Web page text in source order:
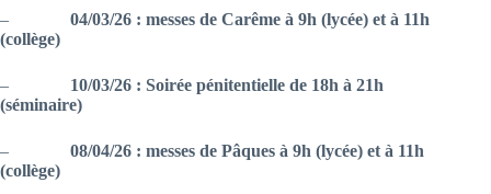
– 04/03/26 : messes de Carême à 9h (lycée) et à 11h
(collège)
– 10/03/26 : Soirée pénitentielle de 18h à 21h
(séminaire)
– 08/04/26 : messes de Pâques à 9h (lycée) et à 11h
(collège)